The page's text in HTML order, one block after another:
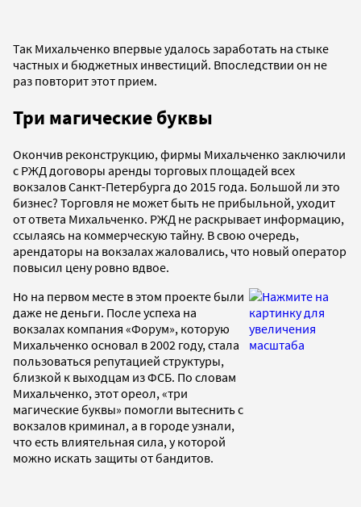
Так Михальченко впервые удалось заработать на стыке
частных и бюджетных инвестиций. Впоследствии он не
раз повторит этот прием.
Три магические буквы
Окончив реконструкцию, фирмы Михальченко заключили
с РЖД договоры аренды торговых площадей всех
вокзалов Санкт-Петербурга до 2015 года. Большой ли это
бизнес? Торговля не может быть не прибыльной, уходит
от ответа Михальченко. РЖД не раскрывает информацию,
ссылаясь на коммерческую тайну. В свою очередь,
арендаторы на вокзалах жаловались, что новый оператор
повысил цену ровно вдвое.
Но на первом месте в этом проекте были
даже не деньги. После успеха на
вокзалах компания «Форум», которую
Михальченко основал в 2002 году, стала
пользоваться репутацией структуры,
близкой к выходцам из ФСБ. По словам
Михальченко, этот ореол, «три
магические буквы» помогли вытеснить с
вокзалов криминал, а в городе узнали,
что есть влиятельная сила, у которой
можно искать защиты от бандитов.